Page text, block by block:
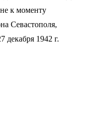
к моменту
Севастополя,
1942 г.